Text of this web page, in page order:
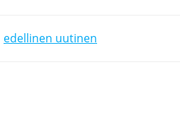
edellinen uutinen